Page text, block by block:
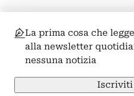
La prima cosa che
alla newsletter
nessuna notizia
Iscriviti